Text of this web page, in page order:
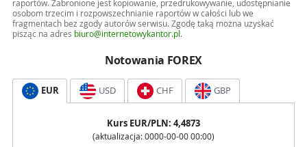
raportów. Zabronione jest kopiowanie, przedrukowywanie, udostępnianie
osobom trzecim i rozpowszechnianie raportów w całości lub we
fragmentach bez zgody autorów serwisu. Zgodę taką można uzyskać
pisząc na adres biuro@internetowykantor.pl .
Notowania FOREX
EUR USD CHF GBP
Kurs EUR/PLN: 4,4873
(aktualizacja: 0000-00-00 00:00)